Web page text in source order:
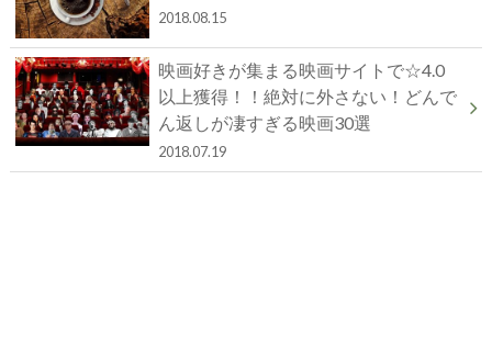
2018.08.15
映画好きが集まる映画サイトで☆4.0
以上獲得！！絶対に外さない！どんで
ん返しが凄すぎる映画30選
2018.07.19